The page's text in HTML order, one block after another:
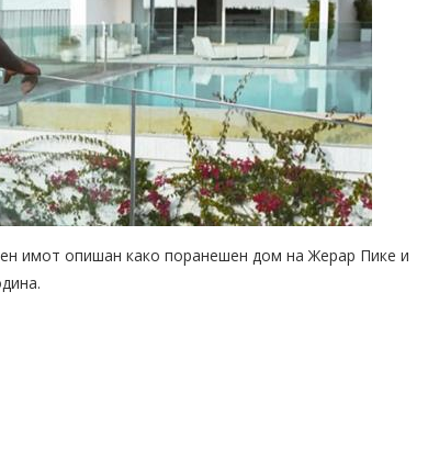
имот опишан како поранешен дом на Жерар Пике и